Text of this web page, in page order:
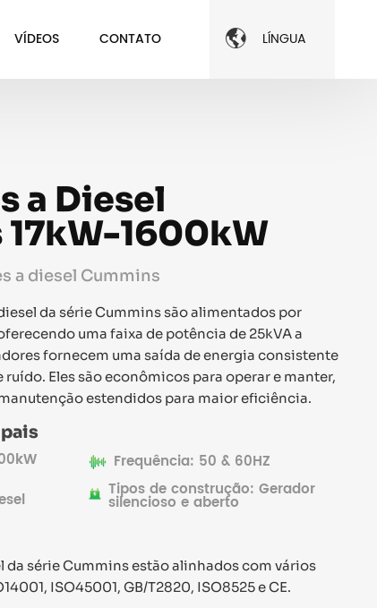
 LÍNGUA
VÍDEOS CONTATO
a Diesel
1600kW
a diesel Cummins
da série Cummins são alimentados por
uma faixa de potência de 25kVA a
fornecem uma saída de energia consistente
Eles são econômicos para operar e manter,
estendidos para maior eficiência.
Frequência: 50 & 60HZ
Tipos de construção: Gerador
silencioso e aberto
da série Cummins estão alinhados com vários
ISO45001, GB/T2820, ISO8525 e CE.